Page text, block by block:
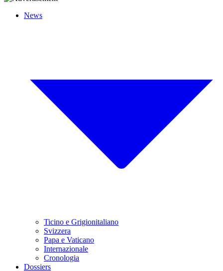
News
Ticino e Grigionitaliano
Svizzera
Papa e Vaticano
Internazionale
Cronologia
Dossiers